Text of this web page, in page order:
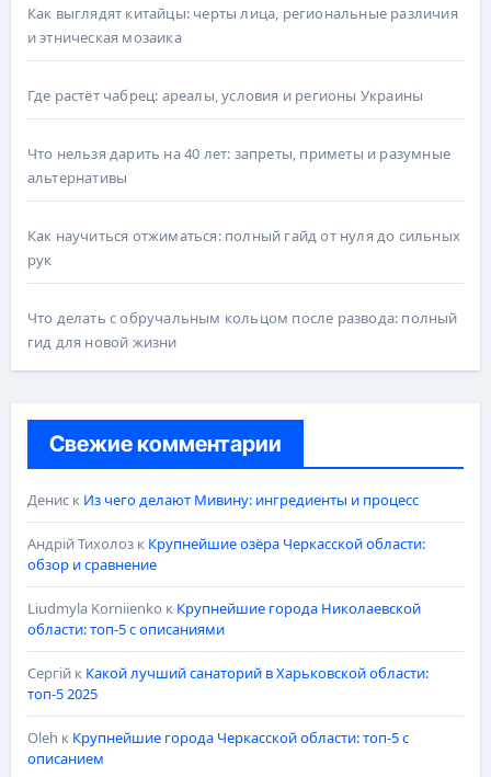
Как выглядят китайцы: черты лица, региональные различия
и этническая мозаика
Где растёт чабрец: ареалы, условия и регионы Украины
Что нельзя дарить на 40 лет: запреты, приметы и разумные
альтернативы
Как научиться отжиматься: полный гайд от нуля до сильных
рук
Что делать с обручальным кольцом после развода: полный
гид для новой жизни
Свежие комментарии
Дениск Из чего делают Мивину: ингредиенты и процесс
Андрій Тихолозк Крупнейшие озёра Черкасской области:
обзор и сравнение
Liudmyla Korniienko к Крупнейшие города Николаевской
области: топ-5 с описаниями
Сергійк Какой лучший санаторий в Харьковской области:
топ-5 2025
Oleh к Крупнейшие города Черкасской области: топ-5 с
описанием